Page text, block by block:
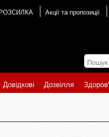
Акції та пропозиції
Довідкові Дозвілля